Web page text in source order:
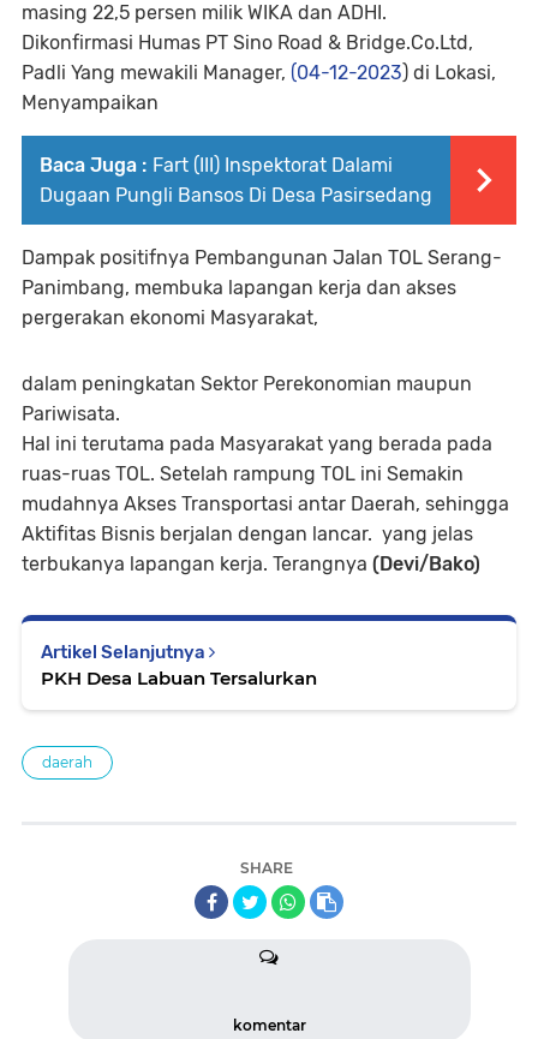
masing 22,5 persen milik WIKA dan ADHI.
Dikonfirmasi Humas PT Sino Road & Bridge.Co.Ltd,
Padli Yang mewakili Manager, (04-12-2023) di Lokasi,
Menyampaikan
Baca Juga : Fart (III) Inspektorat Dalami
Dugaan Pungli Bansos Di Desa Pasirsedang
Dampak positifnya Pembangunan Jalan TOL Serang-
Panimbang, membuka lapangan kerja dan akses
pergerakan ekonomi Masyarakat,
dalam peningkatan Sektor Perekonomian maupun
Pariwisata.
Hal ini terutama pada Masyarakat yang berada pada
ruas-ruas TOL. Setelah rampung TOL ini Semakin
mudahnya Akses Transportasi antar Daerah, sehingga
Aktifitas Bisnis berjalan dengan lancar. yang jelas
terbukanya lapangan kerja. Terangnya (Devi/Bako)
Artikel Selanjutnya
PKH Desa Labuan Tersalurkan
daerah
SHARE
komentar